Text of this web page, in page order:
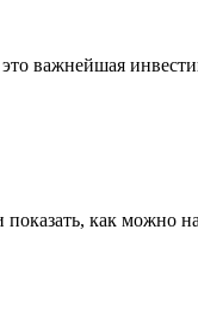
важнейшая
как можно